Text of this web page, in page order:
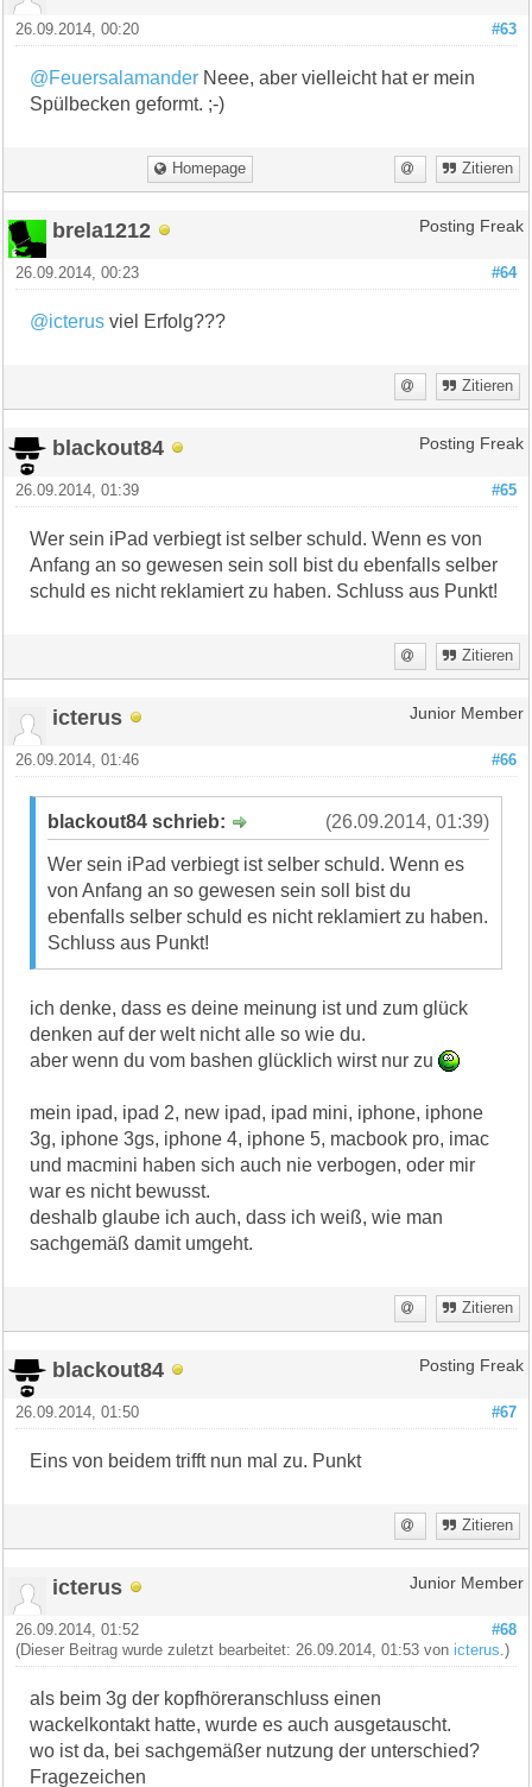
#63
26.09.2014, 00:20
@Feuersalamander Neee, aber vielleicht hat er mein
Spülbecken geformt. ;-)
Homepage Zitieren
brela1212 Posting Freak
#64
26.09.2014, 00:23
@icterus viel Erfolg???
Zitieren
blackout84 Posting Freak
#65
26.09.2014, 01:39
Wer sein iPad verbiegt ist selber schuld. Wenn es von
Anfang an so gewesen sein soll bist du ebenfalls selber
schuld es nicht reklamiert zu haben. Schluss aus Punkt!
Zitieren
icterus Junior Member
#66
26.09.2014, 01:46
(26.09.2014, 01:39)
blackout84 schrieb:
Wer sein iPad verbiegt ist selber schuld. Wenn es
von Anfang an so gewesen sein soll bist du
ebenfalls selber schuld es nicht reklamiert zu haben.
Schluss aus Punkt!
ich denke, dass es deine meinung ist und zum glück
denken auf der welt nicht alle so wie du.
aber wenn du vom bashen glücklich wirst nur zu
mein ipad, ipad 2, new ipad, ipad mini, iphone, iphone
3g, iphone 3gs, iphone 4, iphone 5, macbook pro, imac
und macmini haben sich auch nie verbogen, oder mir
war es nicht bewusst.
deshalb glaube ich auch, dass ich weiß, wie man
sachgemäß damit umgeht.
Zitieren
blackout84 Posting Freak
#67
26.09.2014, 01:50
Eins von beidem trifft nun mal zu. Punkt
Zitieren
icterus Junior Member
#68
26.09.2014, 01:52
(Dieser Beitrag wurde zuletzt bearbeitet: 26.09.2014, 01:53 vonicterus .)
als beim 3g der kopfhöreranschluss einen
wackelkontakt hatte, wurde es auch ausgetauscht.
wo ist da, bei sachgemäßer nutzung der unterschied?
Fragezeichen